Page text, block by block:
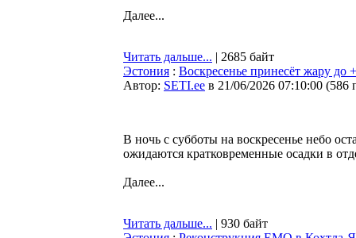
Далее...
Читать дальше... | 2685 байт
Эстония : Воскресенье принесёт жару до
Автор: SETI.ee в 21/06/2026 07:10:00 (586
В ночь с субботы на воскресенье небо
ожидаются кратковременные осадки в
Далее...
Читать дальше... | 930 байт